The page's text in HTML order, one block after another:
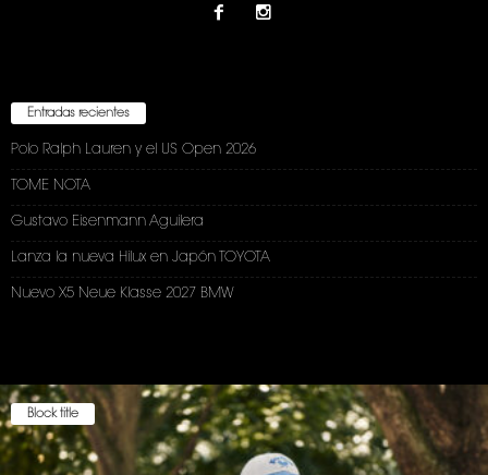
Entradas recientes
Polo Ralph Lauren y el US Open 2026
TOME NOTA
Gustavo Eisenmann Aguilera
Lanza la nueva Hilux en Japón TOYOTA
Nuevo X5 Neue Klasse 2027 BMW
Block title